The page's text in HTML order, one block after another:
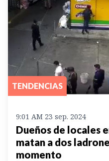
TENDENCIAS
9:01 AM 23 sep. 2024
Dueños de locales
matan a dos
momento